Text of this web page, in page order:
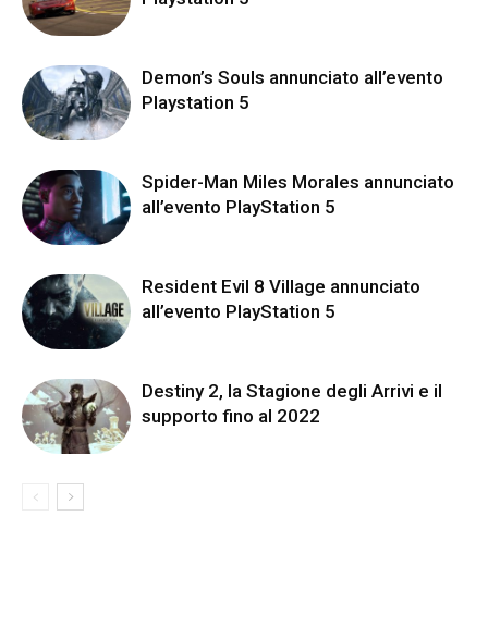
Demon’s Souls annunciato all’evento
Playstation 5
Spider-Man Miles Morales annunciato
all’evento PlayStation 5
Resident Evil 8 Village annunciato
all’evento PlayStation 5
Destiny 2, la Stagione degli Arrivi e il
supporto fino al 2022